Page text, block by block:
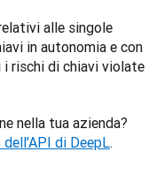
alle singole
in autonomia e con
i rischi di chiavi violate
di DeepL.